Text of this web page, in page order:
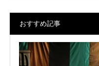
おすすめ記事